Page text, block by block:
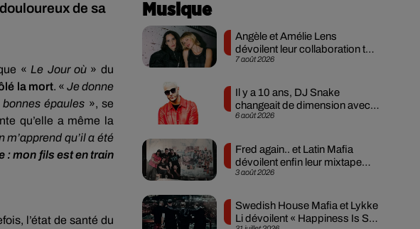
de sa
« Le Jour où » du
la mort. « Je donne
épaules », se
qu’elle a même la
qu’il a été
: mon fils est en train
l’état de santé du
Musique
7 août 2026
Angèle et Amélie Lens
dévoilent leur collaboration tant
attendue
6 août 2026
Il y a 10 ans, DJ Snake
changeait de dimension avec
son premier...
3 août 2026
Fred again.. et Latin Mafia
dévoilent enfin leur mixtape
créée en...
Swedish House Mafia et Lykke
Li dévoilent « Happiness Is So